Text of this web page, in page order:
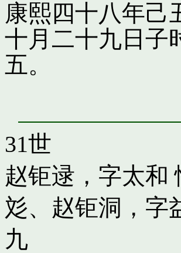
康熙四十八年己
十月二十九日子
五。
31世
赵钜逯，字太和
彣、 赵钜洞，字
九